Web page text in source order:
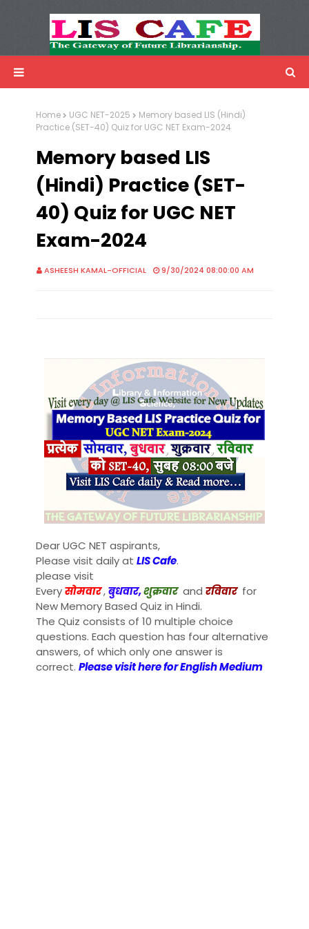
Advertisemnet
Home UGC NET-2025
Memory based LIS (Hindi)
Practice (SET-40) Quiz for UGC NET Exam-2024
Memory based LIS
(Hindi) Practice (SET-
40) Quiz for UGC NET
Exam-2024
ASHEESH KAMAL-OFFICIAL 9/30/2024 08:00:00 AM
Dear UGC NET aspirants,
Please visit daily at LIS Cafe.
please visit
Everyसोमवार,बुधवार,शुक्रवार and रविवार for
New Memory Based Quiz in Hindi.
The Quiz consists of 10 multiple choice
questions. Each question has four alternative
answers, of which only one answer is
correct. Please visit here for English Medium